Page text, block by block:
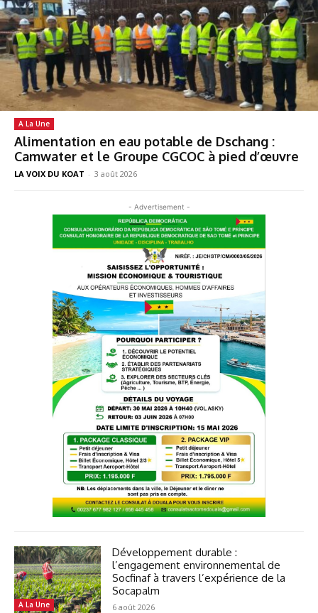
A La Une
Alimentation en eau potable de Dschang :
Camwater et le Groupe CGCOC à pied d’œuvre
LA VOIX DU KOAT - 3 août 2026
- Advertisement -
A La Une
Développement durable :
l’engagement environnemental de
Socfinaf à travers l’expérience de la
Socapalm
6 août 2026